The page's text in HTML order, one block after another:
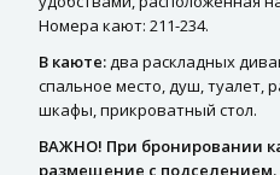
Номера кают: 211-234.
В каюте:два раскладных
спальное место, душ, туалет,
шкафы, прикроватный стол.
ВАЖНО! При бронировании
размещение с подселением.